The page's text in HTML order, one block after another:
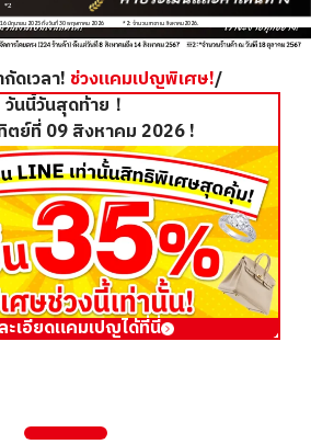
*2
มิถุนายน 2025 ถึงวันที่ 30 พฤษภาคม 2026 *2: จำนวนสาขา ณ สิงหาคม2026.
ดเวลา! ช่วงแคมเปญพิเศษ!/
วันนี้วันสุดท้าย！
ตย์ที่ 09 สิงหาคม 2026 !
ะเอียดแคมเปญได้ที่นี่